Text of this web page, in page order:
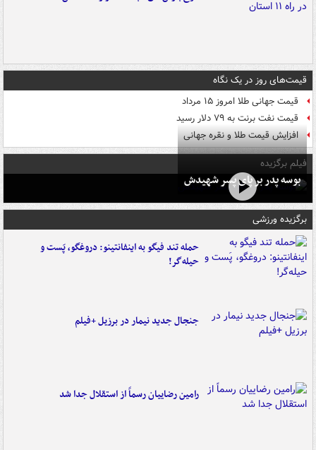
قیمت‌های روز در یک نگاه
قیمت جهانی طلا امروز ۱۵ مرداد
قیمت نفت برنت به ۷۹ دلار رسید
افزایش قیمت طلا و نقره جهانی
فیلم برگزیده
بوسه‌ پدر بر پای پسر شهیدش
برگزیده ورزشی
حمله تند فیگو به اینفانتینو: دروغگو، پَست‌ و
حیله‌گر!
جنجال جدید نیمار در برزیل +فیلم
رامین رضاییان رسماً از استقلال جدا شد